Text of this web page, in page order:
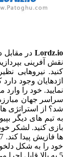
در مقابل دیگر
بپردازید.
نظیر
وجود دارد که می
خود را وارد میدان
جهان مبارزه کنید.
استراتژی های
های دیگر
لشکر خود را
ها